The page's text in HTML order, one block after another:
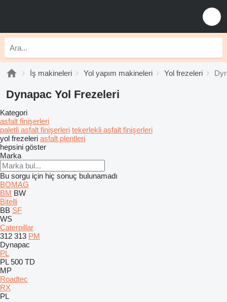
İş makineleri Yol yapım makineleri Yol frezeleri
Dynapac Yol Frezeleri
Kategori
asfalt finişerleri
paletli asfalt finişerleri tekerlekli asfalt finişerleri
yol frezeleri asfalt plentleri
hepsini göster
Marka
Bu sorgu için hiç sonuç bulunamadı
BOMAG
BM BW
Bitelli
BB SF
WS
Caterpillar
312 313 PM
Dynapac
PL
PL 500 TD
MP
Roadtec
RX
PL